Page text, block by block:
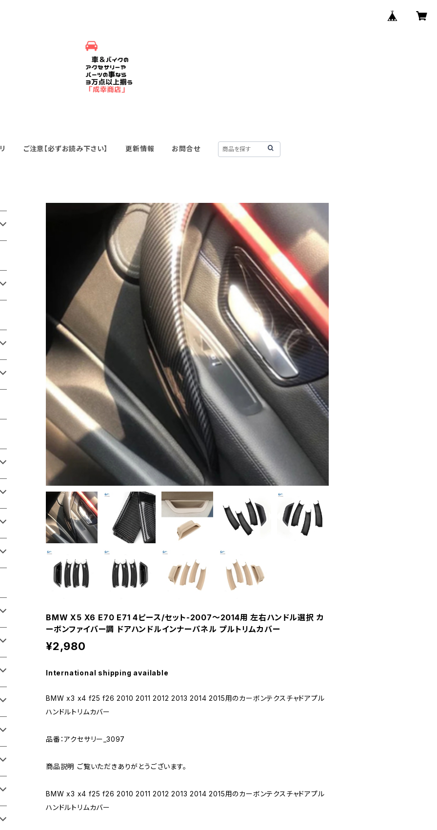
ご注意【必ずお読み下さい】 更新情報 お問合せ
BMW X5 X6 E70 E71 4ピース/セット-2007～2014用 左右ハンドル選択 カ
ーボンファイバー調 ドアハンドルインナーパネル プルトリムカバー
¥2,980
International shipping available
BMW x3 x4 f25 f26 2010 2011 2012 2013 2014 2015用のカーボンテクスチャドアプル
ハンドルトリムカバー
品番：アクセサリー_3097
商品説明 ご覧いただきありがとうございます。
BMW x3 x4 f25 f26 2010 2011 2012 2013 2014 2015用のカーボンテクスチャドアプル
ハンドルトリムカバー